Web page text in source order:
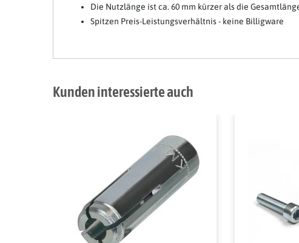
Die Nutzlänge ist ca. 60 mm kürzer als die
Spitzen Preis-Leistungsverhältnis - keine Billigware
Kunden interessierte auch